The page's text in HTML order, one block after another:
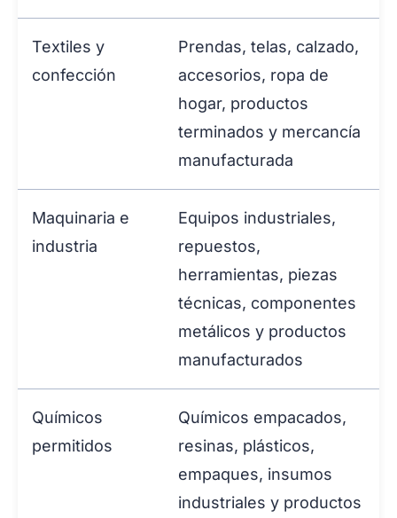
Textiles y
confección
Prendas, telas, calzado,
accesorios, ropa de
hogar, productos
terminados y mercancía
manufacturada
Maquinaria e
industria
Equipos industriales,
repuestos,
herramientas, piezas
técnicas, componentes
metálicos y productos
manufacturados
Químicos
permitidos
Químicos empacados,
resinas, plásticos,
empaques, insumos
industriales y productos